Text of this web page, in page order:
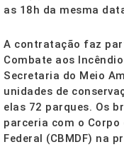
as 18h da mesma
A contratação faz
Combate aos
Secretaria do Meio
unidades de
elas 72 parques. Os
parceria com o
Federal (CBMDF) na